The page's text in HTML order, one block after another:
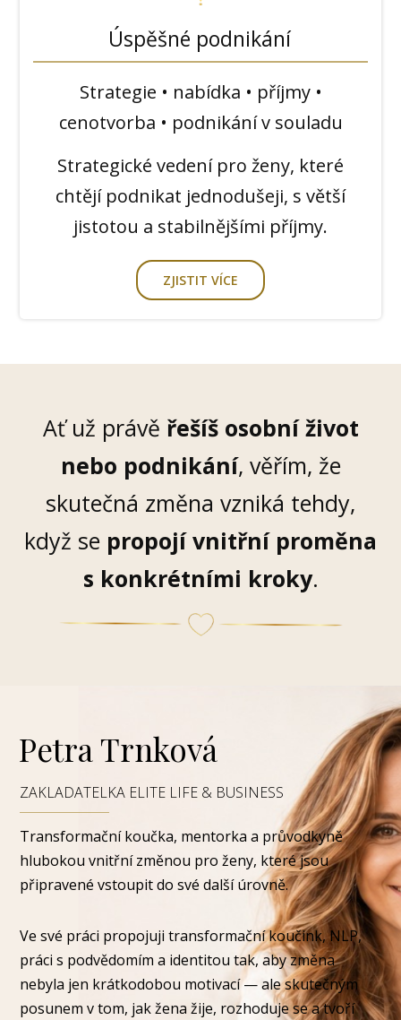
Úspěšné podnikání
Strategie • nabídka • příjmy •
cenotvorba • podnikání v souladu
Strategické vedení pro ženy, které
chtějí podnikat jednodušeji, s větší
jistotou a stabilnějšími příjmy.
ZJISTIT VÍCE
Ať už právě řešíš osobní život
nebo podnikání, věřím, že
skutečná změna vzniká tehdy,
když se propojí vnitřní proměna
s konkrétními kroky.
Petra Trnková
ZAKLADATELKA ELITE LIFE & BUSINESS
Transformační koučka, mentorka a průvodkyně
hlubokou vnitřní změnou pro ženy, které jsou
připravené vstoupit do své další úrovně.
Ve své práci propojuji transformační koučink, NLP,
práci s podvědomím a identitou tak, aby změna
nebyla jen krátkodobou motivací — ale skutečným
posunem v tom, jak žena žije, rozhoduje se a tvoří